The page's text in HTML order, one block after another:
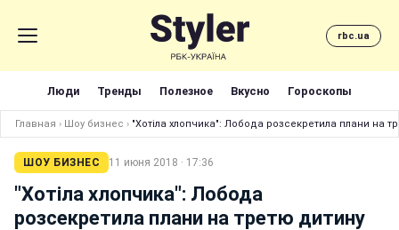
rbc.ua
Люди Тренды Полезное Вкусно Гороскопы
Главная › Шоу бизнес › "Хотіла хлопчика": Лобода розсекретила плани на
ШОУ БИЗНЕС 11 июня 2018 · 17:36
"Хотіла хлопчика": Лобода
розсекретила плани на третю дитину